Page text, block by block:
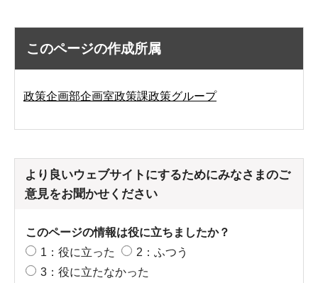
このページの作成所属
政策企画部企画室政策課政策グループ
より良いウェブサイトにするためにみなさまのご
意見をお聞かせください
このページの情報は役に立ちましたか？
1：役に立った
2：ふつう
3：役に立たなかった